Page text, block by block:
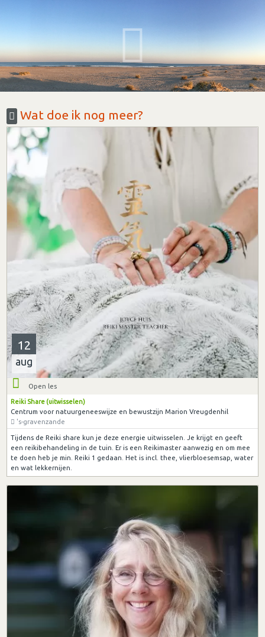
Wat doe ik nog meer?
12
aug
Open les
Reiki Share (uitwisselen)
Centrum voor natuurgeneeswijze en bewustzijn Marion Vreugdenhil
's-gravenzande
Tijdens de Reiki share kun je deze energie uitwisselen. Je krijgt en geeft
een reikibehandeling in de tuin. Er is een Reikimaster aanwezig en om mee
te doen heb je min. Reiki 1 gedaan. Het is incl. thee, vlierbloesemsap, water
en wat lekkernijen.